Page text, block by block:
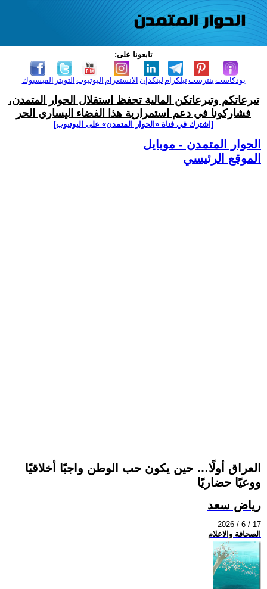
تابعونا على:
الفيسبوك التويتر اليوتيوب الانستغرام لينكدإن تيلكرامبنترست بودكاست
تبرعاتكم وتبرعاتكن المالية تحفظ استقلال الحوار المتمدن،
فشاركونا في دعم استمرارية هذا الفضاء اليساري الحر
[اشترك في قناة ‫«الحوار المتمدن» على اليوتيوب]
الحوار المتمدن - موبايل
الموقع الرئيسي
العراق أولًا… حين يكون حب الوطن واجبًا أخلاقيًا
ووعيًا حضاريًا
رياض سعد
2026 / 6 / 17
الصحافة والاعلام